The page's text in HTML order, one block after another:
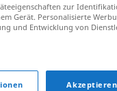
zur
Gerät. Personalisierte
und Entwicklung von
Akzeptieren